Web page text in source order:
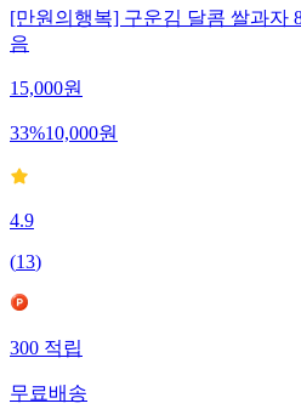
[만원의행복] 구운김 달콤 쌀과자
음
15,000원
33%10,000원
4.9
(13)
300적립
무료배송